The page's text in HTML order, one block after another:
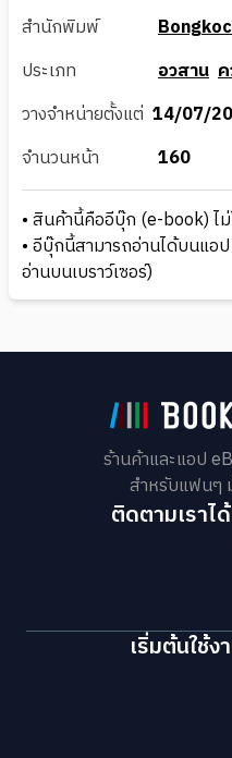
สำนักพิมพ์
ประเภท
อวสาน
วางจำหน่ายตั้งแต่ 14/07/
จำนวนหน้า
160
• สินค้านี้คืออีบุ๊ก (e-book) ไ
• อีบุ๊กนี้สามารถอ่านได้บนแอ
อ่านบนเบราว์เซอร์)
ร้านค้าและแอป
สำหรับแฟนๆ
ติดตามเราไ
เริ่มต้นใช้ง